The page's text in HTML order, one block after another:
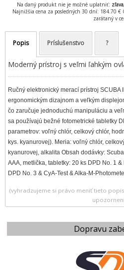
Dopravu
Na daný produkt nie je možné uplatniť:
Najnižšia cena za posledných 30 dní: 184.70 €
zarátaný v
Popis Príslušenstvo ?
Moderný prístroj s veľmi ľahkým
Ručný elektronický merací prístroj SCUBA
ergonomickým dizajnom a veľkým
čo zaručuje jednoduchú manipuláciu a
sa používajú bežné fotometrické tabletky
parametrov: voľný chlór, celkový chlór,
kys. kyanurovej). Meria: voľný chlór,
kyanurovej, alkalita Obsah dodávky:
AAA, metlička, tabletky: 20 ks DPD No. 1
DPD No. 3 & CyA-Test & Alka-M-
(vyhradzujeme si právo meniť tieto